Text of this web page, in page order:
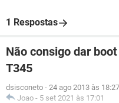
1 Respostas
Não consigo dar
T345
dsisconeto - 24 ago 2013 às 18:27
Joao - 5 set 2021 às 17:01